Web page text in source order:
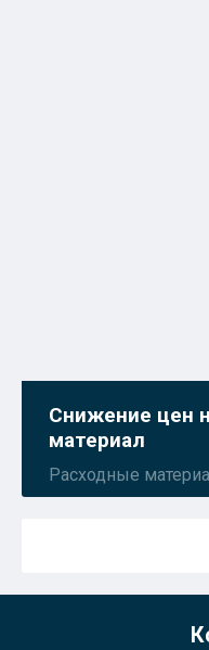
Снижение цен
материал
Расходные